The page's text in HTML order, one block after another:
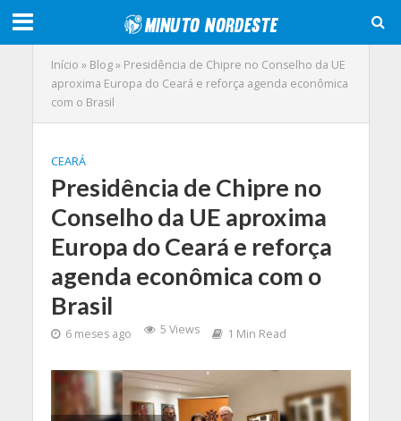
Início » Blog» Presidência de Chipre no Conselho da UE
aproxima Europa do Ceará e reforça agenda econômica
com o Brasil
CEARÁ
Presidência de Chipre no
Conselho da UE aproxima
Europa do Ceará e reforça
agenda econômica com o
Brasil
6 meses ago 5 Views 1 Min Read